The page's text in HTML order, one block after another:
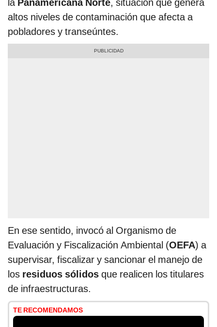
laPanamericana Norte, situación que genera
altos niveles de contaminación que afecta a
pobladores y transeúntes.
En ese sentido, invocó al Organismo de
Evaluación y Fiscalización Ambiental (OEFA) a
supervisar, fiscalizar y sancionar el manejo de
los residuos sólidos que realicen los titulares
de infraestructuras.
TE RECOMENDAMOS